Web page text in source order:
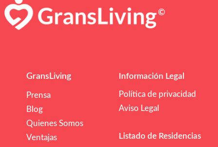
GransLiving
Prensa
Blog
Quienes Somos
Ventajas
Información Legal
Política de privacidad
Aviso Legal
Listado de Residencias